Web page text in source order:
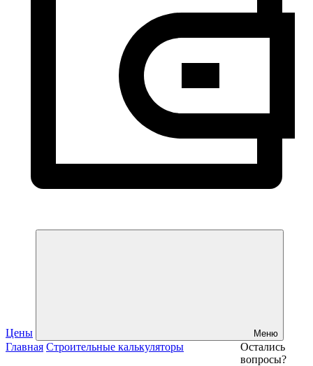
Цены Меню
Главная Строительные калькуляторы
Остались
вопросы?